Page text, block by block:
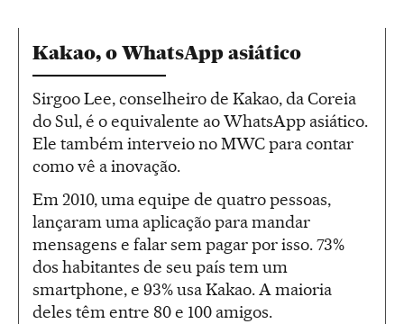
Kakao, o WhatsApp asiático
Sirgoo Lee, conselheiro de Kakao, da Coreia
do Sul, é o equivalente ao WhatsApp asiático.
Ele também interveio no MWC para contar
como vê a inovação.
Em 2010, uma equipe de quatro pessoas,
lançaram uma aplicação para mandar
mensagens e falar sem pagar por isso. 73%
dos habitantes de seu país tem um
smartphone, e 93% usa Kakao. A maioria
deles têm entre 80 e 100 amigos.